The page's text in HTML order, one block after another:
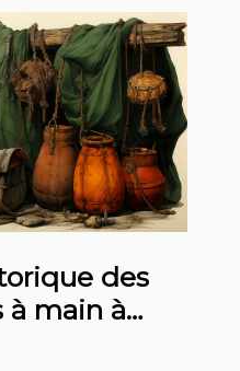
des
à main à